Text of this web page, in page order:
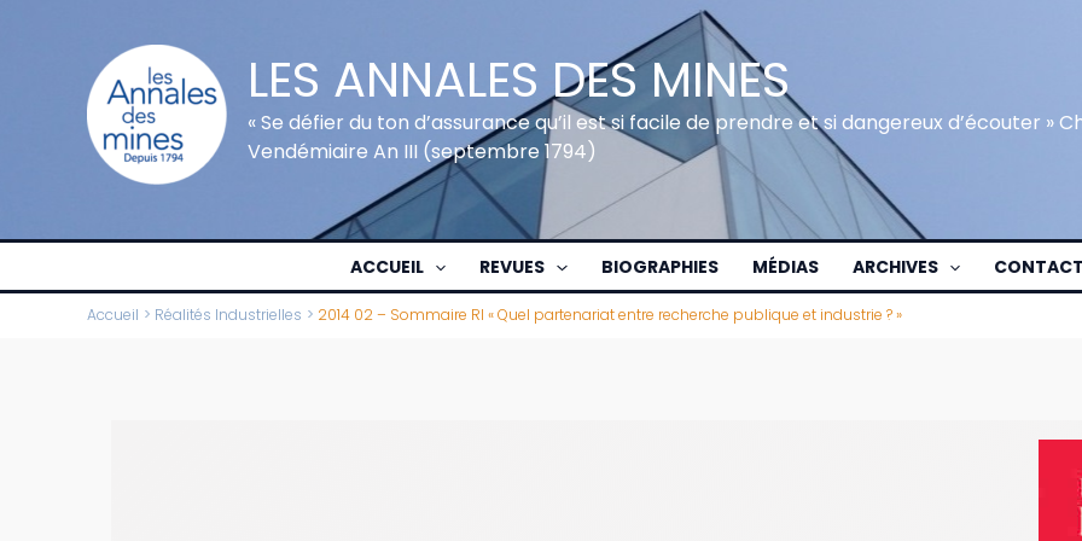
LES ANNALES DES MINES
« Se défier du ton d’assurance qu’il est si facile de prendre et si dangereux d’écouter »
Vendémiaire An III (septembre 1794)
ACCUEIL REVUES BIOGRAPHIES MÉDIAS ARCHIVES CONTACT
Accueil Réalités Industrielles 2014 02 – Sommaire RI « Quel partenariat entre recherche publique et industrie ? »